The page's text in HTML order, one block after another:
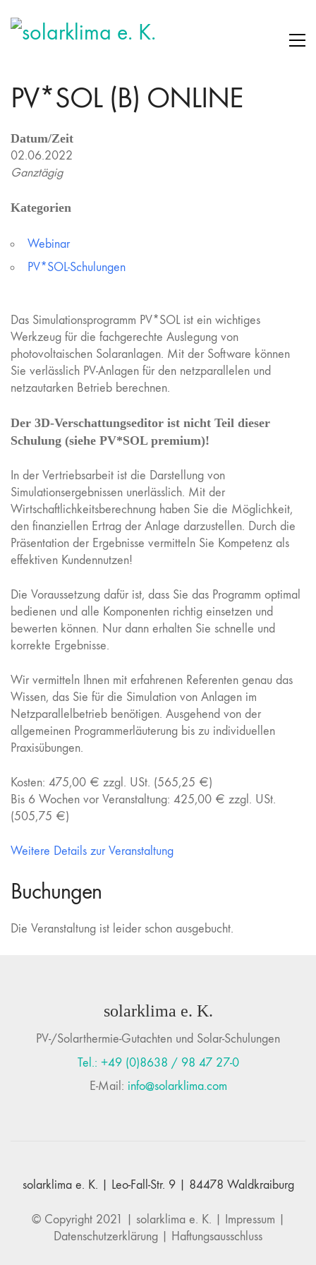
PV*SOL (B) ONLINE
Datum/Zeit
02.06.2022
Ganztägig
Kategorien
Webinar
PV*SOL-Schulungen
Das Simulationsprogramm PV*SOL ist ein wichtiges
Werkzeug für die fachgerechte Auslegung von
photovoltaischen Solaranlagen. Mit der Software können
Sie verlässlich PV-Anlagen für den netzparallelen und
netzautarken Betrieb berechnen.
Der 3D-Verschattungseditor ist nicht Teil dieser
Schulung (siehe PV*SOL premium)!
In der Vertriebsarbeit ist die Darstellung von
Simulationsergebnissen unerlässlich. Mit der
Wirtschaftlichkeitsberechnung haben Sie die Möglichkeit,
den finanziellen Ertrag der Anlage darzustellen. Durch die
Präsentation der Ergebnisse vermitteln Sie Kompetenz als
effektiven Kundennutzen!
Die Voraussetzung dafür ist, dass Sie das Programm optimal
bedienen und alle Komponenten richtig einsetzen und
bewerten können. Nur dann erhalten Sie schnelle und
korrekte Ergebnisse.
Wir vermitteln Ihnen mit erfahrenen Referenten genau das
Wissen, das Sie für die Simulation von Anlagen im
Netzparallelbetrieb benötigen. Ausgehend von der
allgemeinen Programmerläuterung bis zu individuellen
Praxisübungen.
Kosten: 475,00 € zzgl. USt. (565,25 €)
Bis 6 Wochen vor Veranstaltung: 425,00 € zzgl. USt.
(505,75 €)
Weitere Details zur Veranstaltung
Buchungen
Die Veranstaltung ist leider schon ausgebucht.
solarklima e. K.
PV-/Solarthermie-Gutachten und Solar-Schulungen
Tel.: +49 (0)8638 / 98 47 27-0
E-Mail: info@solarklima.com
solarklima e. K. | Leo-Fall-Str. 9 | 84478 Waldkraiburg
© Copyright 2021 | solarklima e. K. | Impressum |
Datenschutzerklärung | Haftungsausschluss